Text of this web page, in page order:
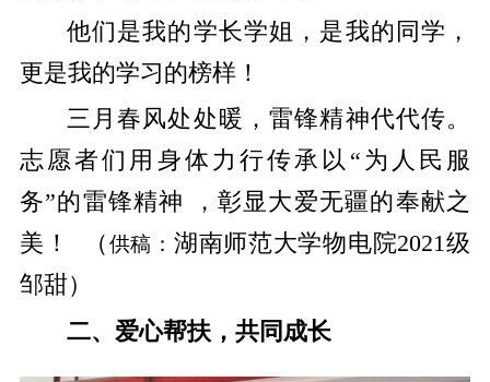
他们是我的学长学姐，是我的同学，
更是我的学习的榜样！
三月春风处处暖，雷锋精神代代传。
志愿者们用身体力行传承以“为人民服
务”的雷锋精神 ，彰显大爱无疆的奉献之
美！ （供稿： 湖南师范大学物电院2021级
邹甜）
二、爱心帮扶，共同成长